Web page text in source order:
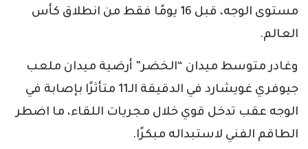
مستوى الوجه، قبل 16 يومًا فقط من انطلاق كأس
العالم.
وغادر متوسط ميدان “الخضر” أرضية ميدان ملعب
جيوفري غويشارد في الدقيقة الـ11 متأثرًا بإصابة في
الوجه عقب تدخل قوي خلال مجريات اللقاء، ما اضطر
الطاقم الفني لاستبداله مبكرًا.